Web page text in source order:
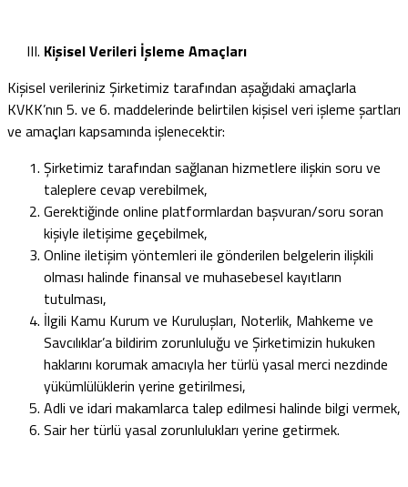
KişiselVerileri İşleme Amaçları
Kişisel verileriniz Şirketimiz tarafından aşağıdaki amaçlarla
KVKK’nın 5. ve 6. maddelerinde belirtilen kişisel veri işleme şartları
ve amaçları kapsamında işlenecektir:
Şirketimiz tarafından sağlanan hizmetlere ilişkin soru ve
taleplere cevap verebilmek,
Gerektiğinde online platformlardan başvuran/soru soran
kişiyle iletişime geçebilmek,
Online iletişim yöntemleri ile gönderilen belgelerin ilişkili
olması halinde finansal ve muhasebesel kayıtların
tutulması,
İlgili Kamu Kurum ve Kuruluşları, Noterlik, Mahkeme ve
Savcılıklar’a bildirim zorunluluğu ve Şirketimizin hukuken
haklarını korumak amacıyla her türlü yasal merci nezdinde
yükümlülüklerin yerine getirilmesi,
Adli ve idari makamlarca talep edilmesi halinde bilgi vermek,
Sair her türlü yasal zorunlulukları yerine getirmek.